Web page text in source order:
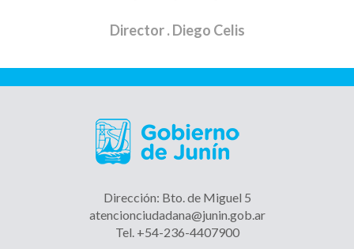
Director. Diego Celis
Dirección: Bto. de Miguel 5
atencionciudadana@junin.gob.ar
Tel. +54-236-4407900